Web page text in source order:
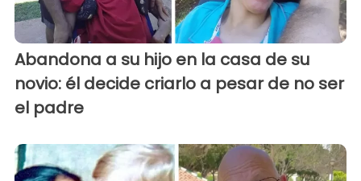
Abandona a su hijo en la casa de su
novio: él decide criarlo a pesar de no ser
el padre